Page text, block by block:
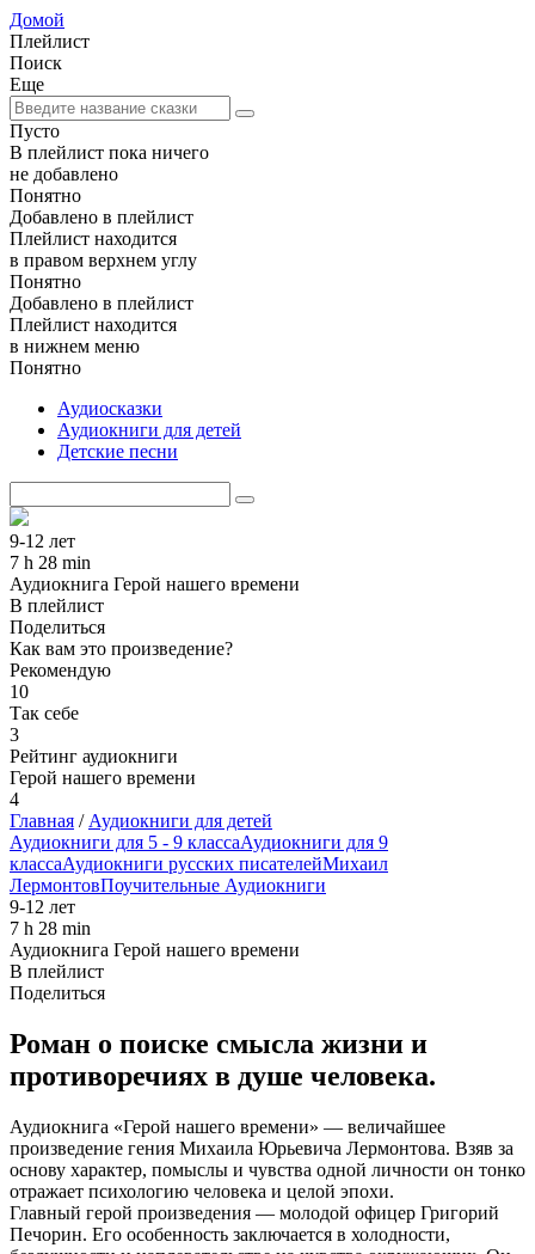
Домой
Плейлист
Поиск
Еще
Пусто
В плейлист пока ничего
не добавлено
Понятно
Добавлено в плейлист
Плейлист находится
в правом верхнем углу
Понятно
Добавлено в плейлист
Плейлист находится
в нижнем меню
Понятно
Аудиосказки
Аудиокниги для детей
Детские песни
9-12 лет
7 h 28 min
Аудиокнига Герой нашего времени
В плейлист
Поделиться
Как вам это произведение?
Рекомендую
10
Так себе
3
Рейтинг аудиокниги
Герой нашего времени
4
Главная / Аудиокниги для детей
Аудиокниги для 5 - 9 классаАудиокниги для 9
классаАудиокниги русских писателейМихаил
ЛермонтовПоучительные Аудиокниги
9-12 лет
7 h 28 min
Аудиокнига Герой нашего времени
В плейлист
Поделиться
Роман о поиске смысла жизни и
противоречиях в душе человека.
Аудиокнига «Герой нашего времени» — величайшее
произведение гения Михаила Юрьевича Лермонтова. Взяв за
основу характер, помыслы и чувства одной личности он тонко
отражает психологию человека и целой эпохи.
Главный герой произведения — молодой офицер Григорий
Печорин. Его особенность заключается в холодности,